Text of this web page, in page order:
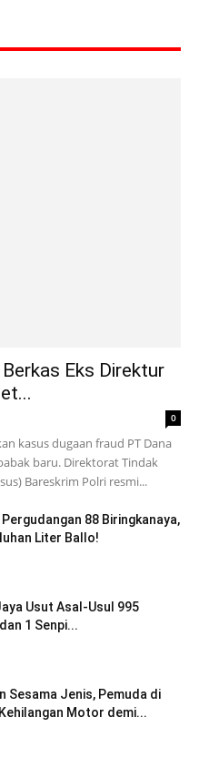
Eks Direktur
0
kasus dugaan fraud PT Dana
baru. Direktorat Tindak
Bareskrim Polri resmi...
88 Biringkanaya,
Liter Ballo!
Usut Asal-Usul 995
1 Senpi...
Sesama Jenis, Pemuda di
Motor demi...